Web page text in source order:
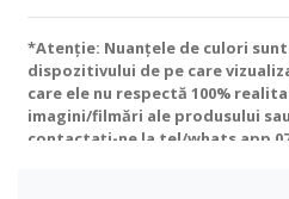
*Atenție: Nuanțele de culori
dispozitivului de pe care
care ele nu respectă 100%
imagini/filmări ale produsului
contactați-ne la tel/whats app